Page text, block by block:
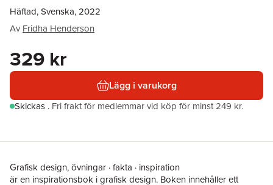
Häftad, Svenska, 2022
Av Fridha Henderson
329 kr
Lägg i varukorg
Skickas . Fri frakt för medlemmar vid köp för minst 249 kr.
Grafisk design, övningar · fakta · inspiration
är en inspirationsbok i grafisk design. Boken innehåller ett